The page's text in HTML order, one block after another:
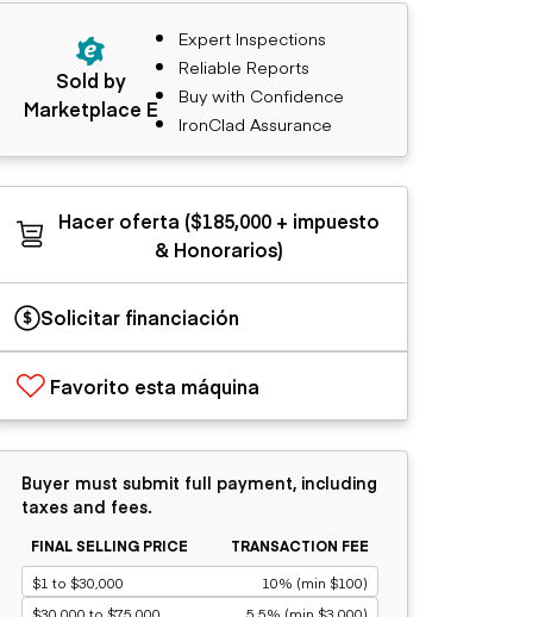
Sold by
Marketplace E
Expert Inspections
Reliable Reports
Buy with Confidence
IronClad Assurance
Hacer oferta ($185,000 + impuesto
& Honorarios)
Solicitar financiación
Favorito esta máquina
Buyer must submit full payment, including
taxes and fees.
FINAL SELLING PRICE
TRANSACTION FEE
$1 to $30,000
10% (min $100)